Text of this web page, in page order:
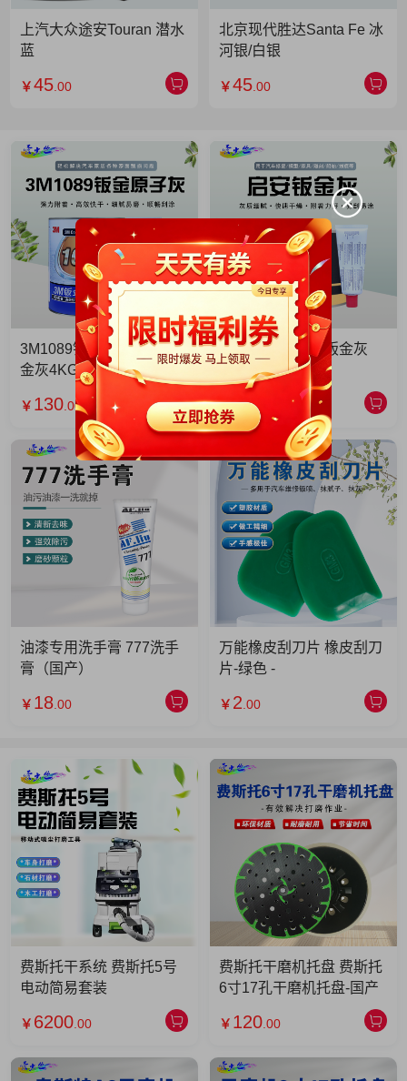
上汽大众途安Touran 潜水
蓝
￥45 .00
北京现代胜达Santa Fe 冰
河银/白银
￥45 .00
3M1089钣金灰 3M1089钣
金灰4KG 单罐
￥ 130 .00
启安钣金灰 启安钣金灰
2KG 单罐
￥49.90
油漆专用洗手膏 777洗手
膏（国产）
￥ 18 .00
万能橡皮刮刀片 橡皮刮刀
片-绿色 -
￥ 2 .00
费斯托干系统 费斯托5号
电动简易套装
￥ 6200 .00
费斯托干磨机托盘 费斯托
6寸17孔干磨机托盘-国产
￥ 120 .00